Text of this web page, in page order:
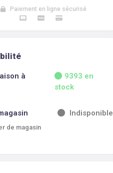
Paiement en ligne sécurisé
à
9393 en
stock
Indisponible
de magasin